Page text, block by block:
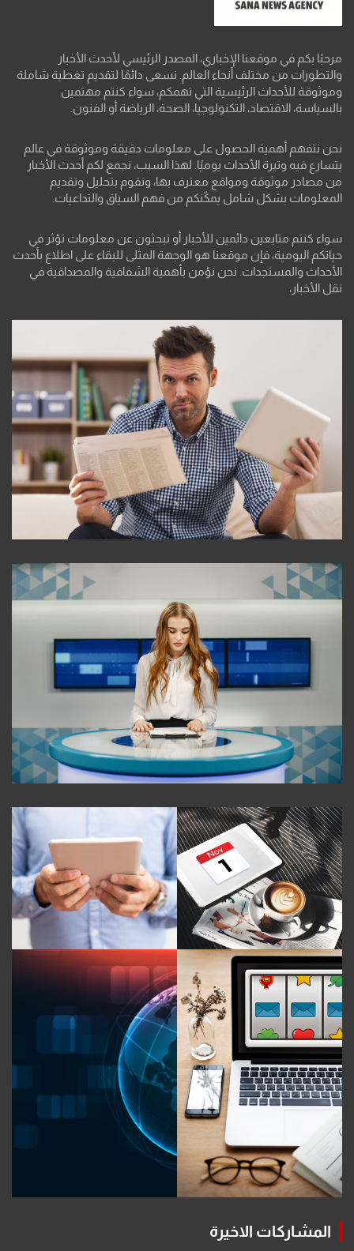
مرحبًا بكم في موقعنا الإخباري، المصدر الرئيسي لأحدث الأخبار
والتطورات من مختلف أنحاء العالم. نسعى دائمًا لتقديم تغطية شاملة
وموثوقة للأحداث الرئيسية التي تهمكم، سواء كنتم مهتمين
بالسياسة، الاقتصاد، التكنولوجيا، الصحة، الرياضة أو الفنون.
نحن نتفهم أهمية الحصول على معلومات دقيقة وموثوقة في عالم
يتسارع فيه وتيرة الأحداث يوميًا. لهذا السبب، نجمع لكم أحدث الأخبار
من مصادر موثوقة ومواقع معترف بها، ونقوم بتحليل وتقديم
المعلومات بشكل شامل يمكّنكم من فهم السياق والتداعيات.
سواء كنتم متابعين دائمين للأخبار أو تبحثون عن معلومات تؤثر في
حياتكم اليومية، فإن موقعنا هو الوجهة المثلى للبقاء على اطلاع بأحدث
الأحداث والمستجدات. نحن نؤمن بأهمية الشفافية والمصداقية في
نقل الأخبار،
المشاركات الاخيرة